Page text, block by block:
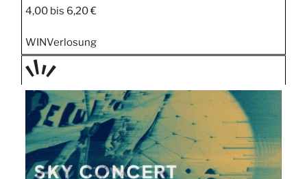
4,00 bis 6,20 €
WINVerlosung
TAGE
STIPP